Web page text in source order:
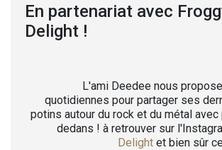
En partenariat avec
Delight !
L'ami Deedee nous
quotidiennes pour partager ses
potins autour du rock et du métal avec
dedans ! à retrouver sur
Delight et bien sûr